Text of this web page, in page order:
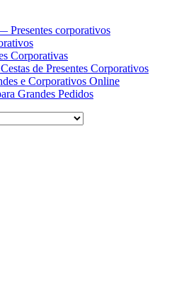
Presentes corporativos
Corporativas
de Presentes Corporativos
e Corporativos Online
Grandes Pedidos